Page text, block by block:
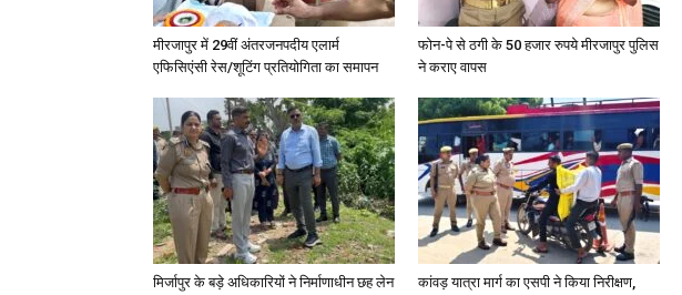
मीरजापुर में 29वीं अंतरजनपदीय एलार्म
एफिसिएंसी रेस/शूटिंग प्रतियोगिता का समापन
फोन-पे से ठगी के 50 हजार रुपये मीरजापुर पुलिस
ने कराए वापस
मिर्जापुर के बड़े अधिकारियों ने निर्माणाधीन छह लेन
कांवड़ यात्रा मार्ग का एसपी ने किया निरीक्षण,